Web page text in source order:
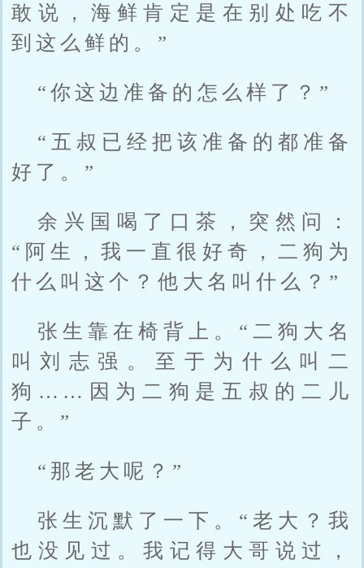
敢说，海鲜肯定是在别处吃不
到这么鲜的。”
“你这边准备的怎么样了？”
“五叔已经把该准备的都准备
好了。”
余兴国喝了口茶，突然问：
“阿生，我一直很好奇，二狗为
什么叫这个？他大名叫什么？”
张生靠在椅背上。“二狗大名
叫刘志强。至于为什么叫二
狗……因为二狗是五叔的二儿
子。”
“那老大呢？”
张生沉默了一下。“老大？我
也没见过。我记得大哥说过，